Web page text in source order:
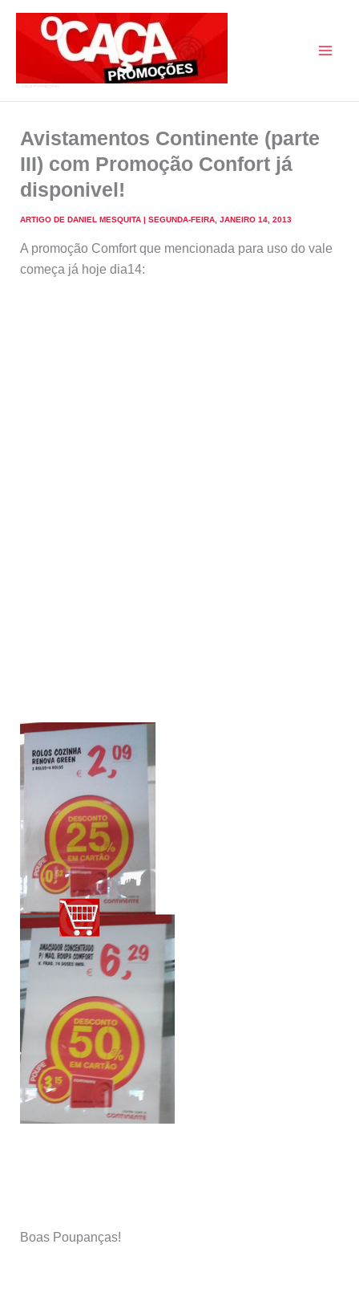
Avistamentos Continente (parte
III) com Promoção Confort já
disponivel!
ARTIGO DE DANIEL MESQUITA | SEGUNDA-FEIRA, JANEIRO 14, 2013
A promoção Comfort que mencionada para uso do vale
começa já hoje dia14:
Boas Poupanças!